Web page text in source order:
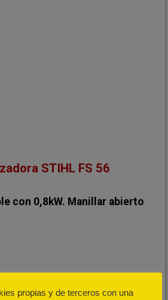
STIHL FS 56
con 0,8kW. Manillar abierto
propias y de terceros con una